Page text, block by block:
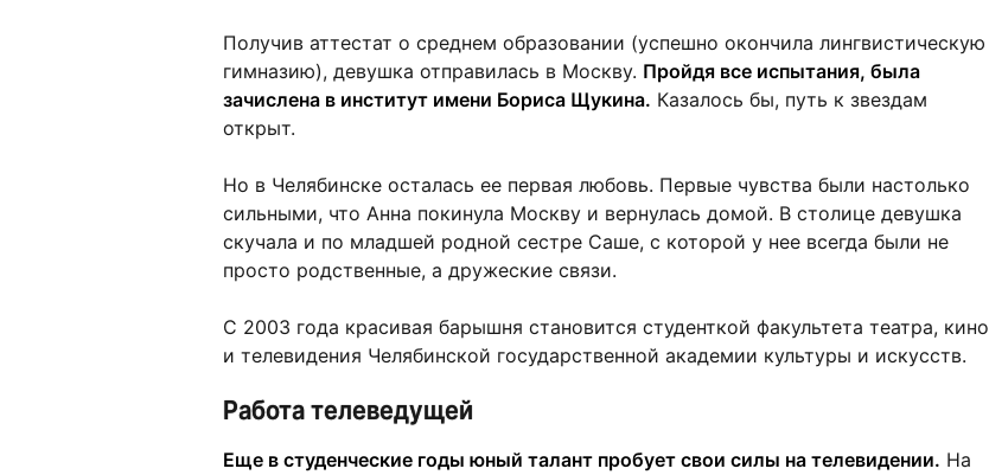
Получив аттестат о среднем образовании (успешно окончила лингвистическую
гимназию), девушка отправилась в Москву. Пройдя все испытания, была
зачислена в институт имени Бориса Щукина. Казалось бы, путь к звездам
открыт.
Но в Челябинске осталась ее первая любовь. Первые чувства были настолько
сильными, что Анна покинула Москву и вернулась домой. В столице девушка
скучала и по младшей родной сестре Саше, с которой у нее всегда были не
просто родственные, а дружеские связи.
С 2003 года красивая барышня становится студенткой факультета театра, кино
и телевидения Челябинской государственной академии культуры и искусств.
Работа телеведущей
Еще в студенческие годы юный талант пробует свои силы на телевидении. На